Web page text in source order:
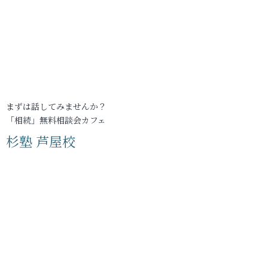
まずは話してみませんか？
「相続」無料相談会カフェ
杉塾 芦屋校